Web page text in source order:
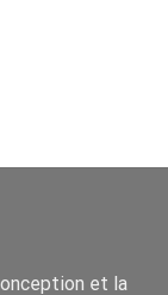
et la